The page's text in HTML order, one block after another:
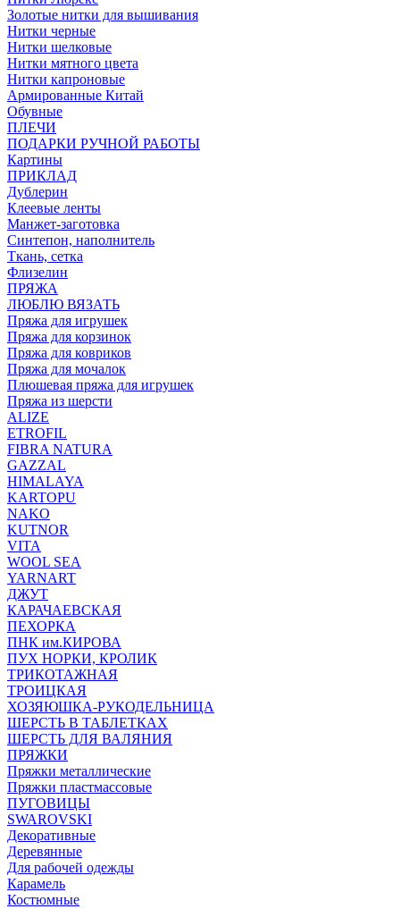
Золотые нитки для вышивания
Нитки черные
Нитки шелковые
Нитки мятного цвета
Нитки капроновые
Армированные Китай
Обувные
ПЛЕЧИ
ПОДАРКИ РУЧНОЙ РАБОТЫ
Картины
ПРИКЛАД
Дублерин
Клеевые ленты
Манжет-заготовка
Синтепон, наполнитель
Ткань, сетка
Флизелин
ПРЯЖА
ЛЮБЛЮ ВЯЗАТЬ
Пряжа для игрушек
Пряжа для корзинок
Пряжа для ковриков
Пряжа для мочалок
Плюшевая пряжа для игрушек
Пряжа из шерсти
ALIZE
ETROFIL
FIBRA NATURA
GAZZAL
HIMALAYA
KARTOPU
NAKO
KUTNOR
VITA
WOOL SEA
YARNART
ДЖУТ
КАРАЧАЕВСКАЯ
ПЕХОРКА
ПНК им.КИРОВА
ПУХ НОРКИ, КРОЛИК
ТРИКОТАЖНАЯ
ТРОИЦКАЯ
ХОЗЯЮШКА-РУКОДЕЛЬНИЦА
ШЕРСТЬ В ТАБЛЕТКАХ
ШЕРСТЬ ДЛЯ ВАЛЯНИЯ
ПРЯЖКИ
Пряжки металлические
Пряжки пластмассовые
ПУГОВИЦЫ
SWAROVSKI
Декоративные
Деревянные
Для рабочей одежды
Карамель
Костюмные